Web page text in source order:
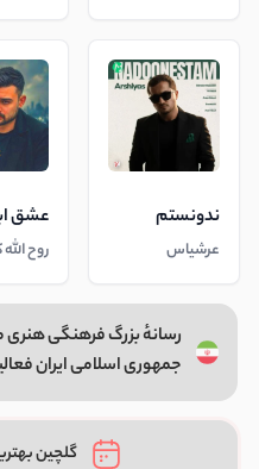
ندونستم
عرشیاس
عشق
روح
رسانهٔ بزرگ فرهنگی
جمهوری اسلامی ایران
گلچین